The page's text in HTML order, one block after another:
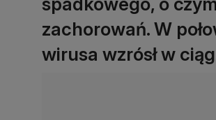
zachorowań. W
wirusa wzrósł w